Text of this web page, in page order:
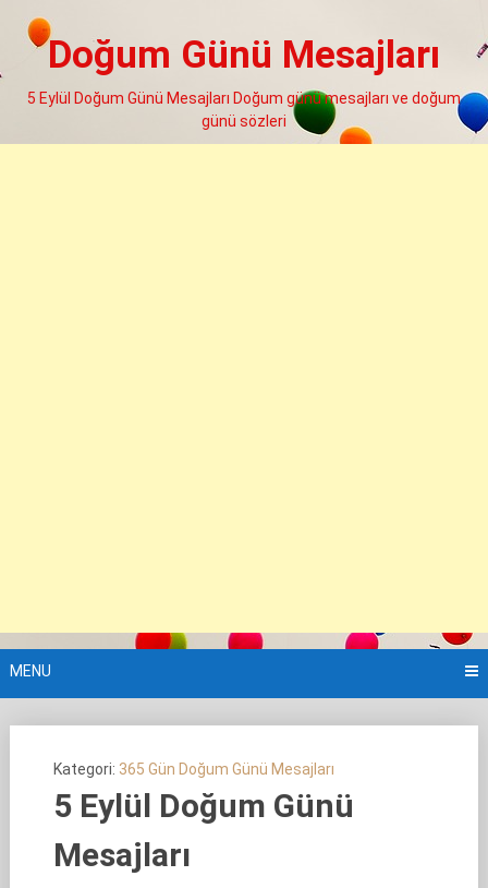
Doğum Günü Mesajları
5 Eylül Doğum Günü Mesajları Doğum günü mesajları ve doğum
günü sözleri
MENU
Kategori: 365 Gün Doğum Günü Mesajları
5 Eylül Doğum Günü
Mesajları